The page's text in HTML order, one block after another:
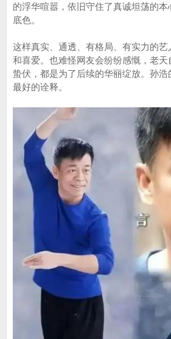
的浮华喧嚣，依旧守住了真诚坦荡的
底色。
这样真实、通透、有格局、有实力的
和喜爱。也难怪网友会纷纷感慨，老
蛰伏，都是为了后续的华丽绽放。孙
最好的诠释。